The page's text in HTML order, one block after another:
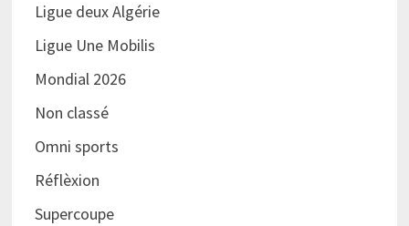
Ligue deux Algérie
Ligue Une Mobilis
Mondial 2026
Non classé
Omni sports
Réflèxion
Supercoupe